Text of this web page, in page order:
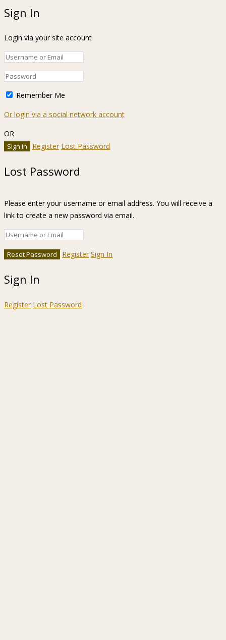
Sign In
Login via your site account
Remember Me
Or login via a social network account
OR
Register Lost Password
Lost Password
Please enter your username or email address. You will receive a
link to create a new password via email.
Register Sign In
Sign In
Register Lost Password